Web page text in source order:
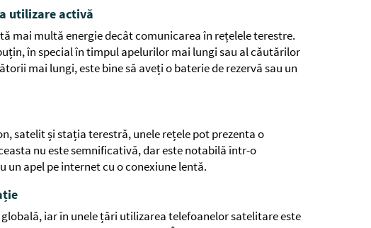
utilizare activă
mai multă energie decât comunicarea în rețelele terestre.
în special în timpul apelurilor mai lungi sau al căutărilor
mai lungi, este bine să aveți o baterie de rezervă sau un
satelit și stația terestră, unele rețele pot prezenta o
nu este semnificativă, dar este notabilă într-o
apel pe internet cu o conexiune lentă.
iar în unele țări utilizarea telefoanelor satelitare este